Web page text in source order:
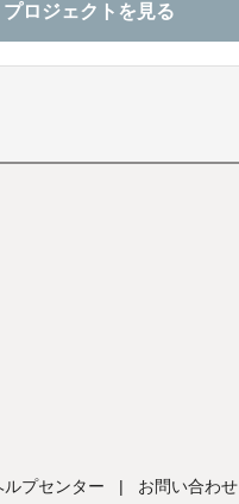
プロジェクトを見る
ルプセンター | お問い合わせ